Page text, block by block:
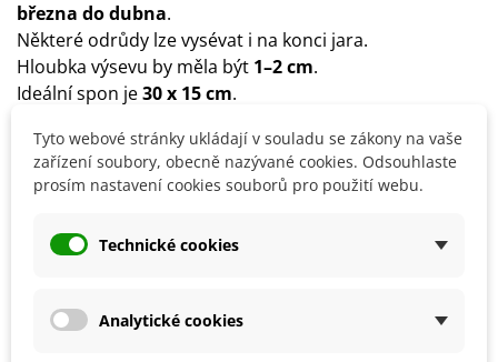
března do dubna.
Některé odrůdy lze vysévat i na konci jara.
Hloubka výsevu by měla být 1–2 cm.
Ideální spon je30 x 15 cm.
Denní teplota pro klíčení by se měla
pohybovatalespoň nad 7 °C, ideální je kolem16 °C.
Stanoviště volíme
dostatkem živin.
Nedoporučujeme
kameninové půdě.
Tyto webové stránky ukládají v souladu se zákony na vaše
zařízení soubory, obecně nazývané cookies. Odsouhlaste
prosím nastavení cookies souborů pro použití webu.
Technické cookies
Analytické cookies